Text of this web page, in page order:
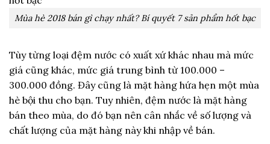
Mùa hè 2018 bán gì chạy nhất? Bí quyết 7 sản phẩm hốt bạc
Tùy từng loại đệm nước có xuất xứ khác nhau mà mức
giá cũng khác, mức giá trung bình từ 100.000 –
300.000 đồng. Đây cũng là mặt hàng hứa hẹn một mùa
hè bội thu cho bạn. Tuy nhiên, đệm nước là mặt hàng
bán theo mùa, do đó bạn nên cân nhắc về số lượng và
chất lượng của mặt hàng này khi nhập về bán.